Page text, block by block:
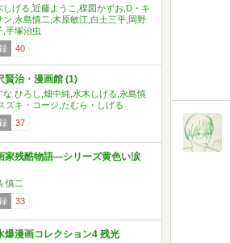
しげる,近藤ようこ,楳図かずお,D・キ
ン,永島慎二,木原敏江,白土三平,岡野
,手塚治虫
40
賢治・漫画館 (1)
な ひろし,畑中純,水木しげる,永島慎
ズキ・コージ,たむら・しげる
37
家残酷物語―シリーズ黄色い涙
慎二
33
爆漫画コレクション4 残光